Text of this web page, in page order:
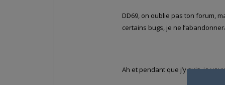
DD69, on oublie pas ton forum,
certains bugs, je ne
Ah et pendant que j’y suis, je